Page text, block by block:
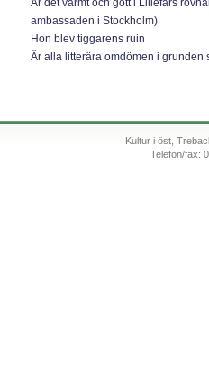
Är det varmt och gott i Lillefars
ambassaden i Stockholm)
Hon blev tiggarens ruin
Är alla litterära omdömen i grunden
Kultur i öst,
Telefon/fax: